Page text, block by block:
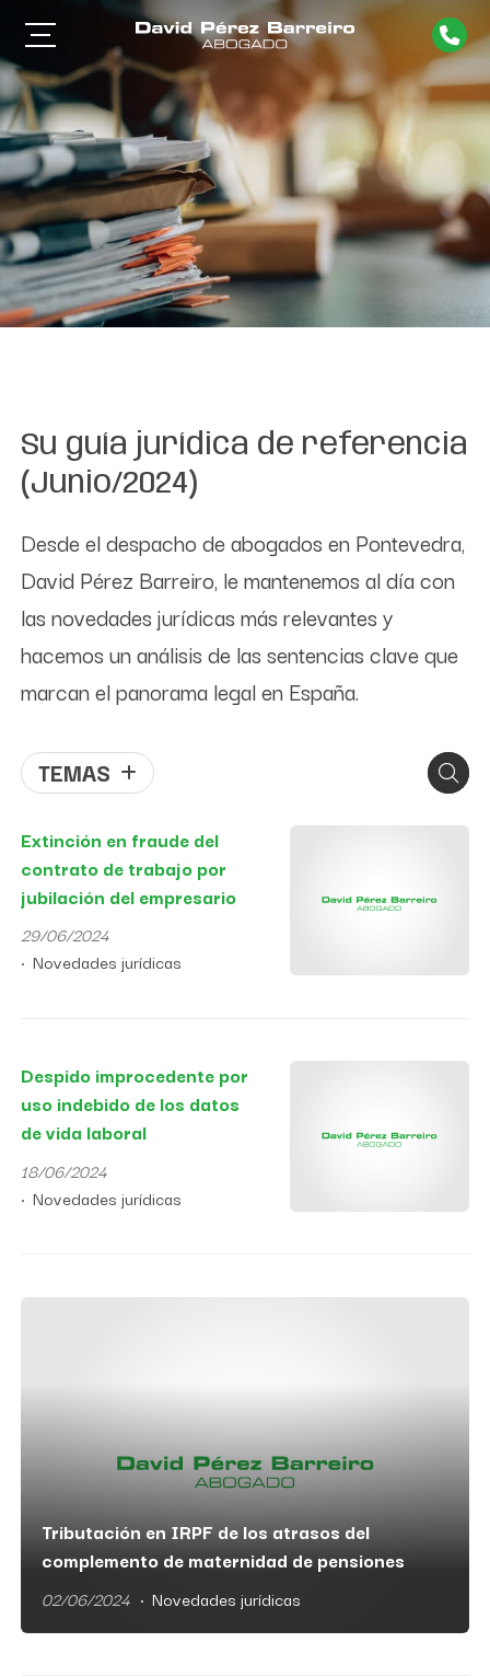
Su guía jurídica de referencia
(Junio/2024)
Desde el despacho de abogados en Pontevedra,
David Pérez Barreiro, le mantenemos al día con
las novedades jurídicas más relevantes y
hacemos un análisis de las sentencias clave que
marcan el panorama legal en España.
TEMAS
Extinción en fraude del
contrato de trabajo por
jubilación del empresario
29/06/2024
Novedades jurídicas
Despido improcedente por
uso indebido de los datos
de vida laboral
18/06/2024
Novedades jurídicas
Tributación en IRPF de los atrasos del
complemento de maternidad de pensiones
02/06/2024 Novedades jurídicas